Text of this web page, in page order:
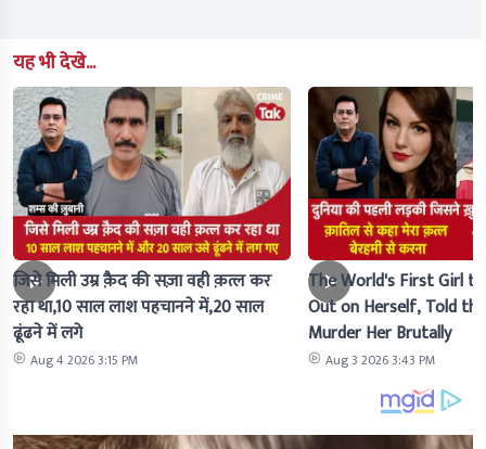
यह भी देखे...
जिसे मिली उम्र क़ैद की सज़ा वही क़त्ल कर
रहा था,10 साल लाश पहचानने में,20 साल
ढूंढने में लगे
Aug 4 2026 3:15 PM
The World's First Girl
Out on Herself, Told
Murder Her Brutally
Aug 3 2026 3:43 PM